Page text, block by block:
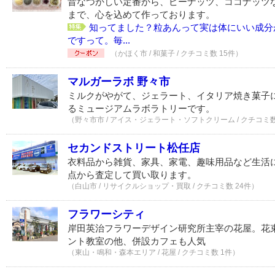
まで、心を込めて作っております。
知ってました？粒あんって実は体にいい成
ですって。毎...
（かほく市 / 和菓子 / クチコミ数 15件）
マルガーラボ 野々市
ミルクがやがて、ジェラート、イタリア焼き菓子
るミュージアムラボラトリーです。
（野々市市 / アイス・ジェラート・ソフトクリーム / クチコミ
セカンドストリート松任店
衣料品から雑貨、家具、家電、趣味用品など生活
点から査定して買い取ります。
（白山市 / リサイクルショップ・買取 / クチコミ数 24件）
フラワーシティ
岸田英治フラワーデザイン研究所主宰の花屋。花
ント教室の他、併設カフェも人気
（東山・鳴和・森本エリア / 花屋 / クチコミ数 1件）